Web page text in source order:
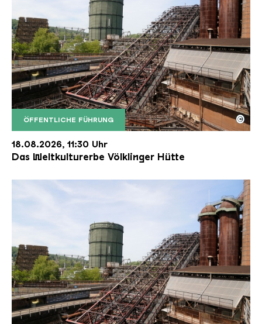
ÖFFENTLICHE FÜHRUNG
Der Erzschrägaufzug der Völklinger Hütte mit
Copyright: Weltkulturerbe Völklinger Hütte | Karl
©
18.08.2026, 11:30 Uhr
Das Weltkulturerbe Völklinger Hütte